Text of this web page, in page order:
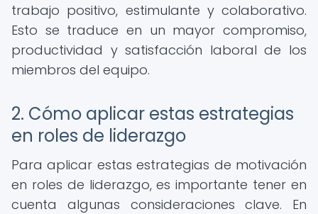
trabajo positivo, estimulante y colaborativo.
Esto se traduce en un mayor compromiso,
productividad y satisfacción laboral de los
miembros del equipo.
2. Cómo aplicar estas estrategias
en roles de liderazgo
Para aplicar estas estrategias de motivación
en roles de liderazgo, es importante tener en
cuenta algunas consideraciones clave. En